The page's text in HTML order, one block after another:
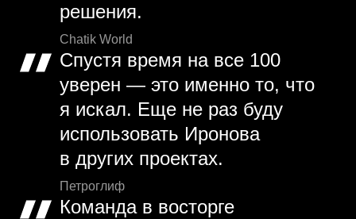
решения.
Chatik World
Спустя время на все 100
уверен — это именно то, что
я искал. Еще не раз буду
использовать Иронова
в других проектах.
Петроглиф
Команда в восторге